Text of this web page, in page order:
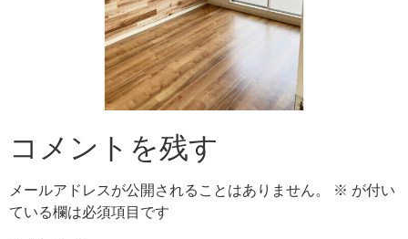
コメントを残す
メールアドレスが公開されることはありません。 ※ が付い
ている欄は必須項目です